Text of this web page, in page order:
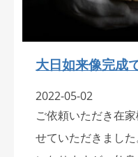
大日如来像完成
2022-05-02
ご依頼いただき在
せていただきまし